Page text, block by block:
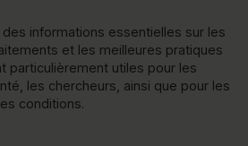
informations essentielles sur les
et les meilleures pratiques
particulièrement utiles pour les
les chercheurs, ainsi que pour les
conditions.